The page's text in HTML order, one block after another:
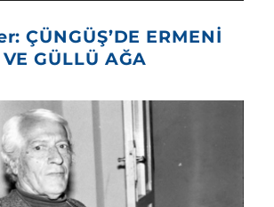
ÇÜNGÜŞ’DE ERMENİ
GÜLLÜ AĞA